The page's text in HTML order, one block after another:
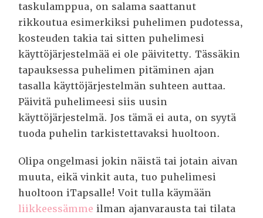
taskulamppua, on salama saattanut
rikkoutua esimerkiksi puhelimen pudotessa,
kosteuden takia tai sitten puhelimesi
käyttöjärjestelmää ei ole päivitetty. Tässäkin
tapauksessa puhelimen pitäminen ajan
tasalla käyttöjärjestelmän suhteen auttaa.
Päivitä puhelimeesi siis uusin
käyttöjärjestelmä. Jos tämä ei auta, on syytä
tuoda puhelin tarkistettavaksi huoltoon.
Olipa ongelmasi jokin näistä tai jotain aivan
muuta, eikä vinkit auta, tuo puhelimesi
huoltoon iTapsalle! Voit tulla käymään
liikkeessämme ilman ajanvarausta tai tilata